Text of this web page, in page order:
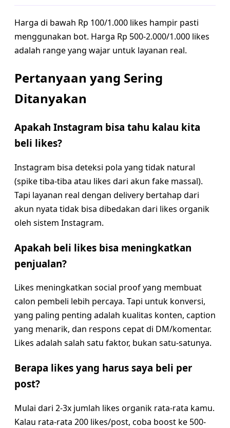
Harga di bawah Rp 100/1.000 likes hampir pasti
menggunakan bot. Harga Rp 500-2.000/1.000 likes
adalah range yang wajar untuk layanan real.
Pertanyaan yang Sering
Ditanyakan
Apakah Instagram bisa tahu kalau kita
beli likes?
Instagram bisa deteksi pola yang tidak natural
(spike tiba-tiba atau likes dari akun fake massal).
Tapi layanan real dengan delivery bertahap dari
akun nyata tidak bisa dibedakan dari likes organik
oleh sistem Instagram.
Apakah beli likes bisa meningkatkan
penjualan?
Likes meningkatkan social proof yang membuat
calon pembeli lebih percaya. Tapi untuk konversi,
yang paling penting adalah kualitas konten, caption
yang menarik, dan respons cepat di DM/komentar.
Likes adalah salah satu faktor, bukan satu-satunya.
Berapa likes yang harus saya beli per
post?
Mulai dari 2-3x jumlah likes organik rata-rata kamu.
Kalau rata-rata 200 likes/post, coba boost ke 500-